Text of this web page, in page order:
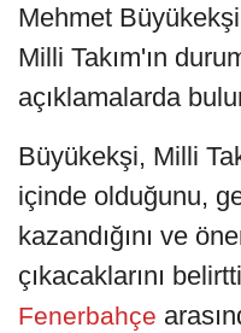
Mehmet
Milli Takım'ın
açıklamalarda
Büyükekşi, Milli
içinde olduğunu,
kazandığını ve
çıkacaklarını
Fenerbahçe